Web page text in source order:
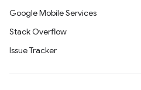
Google Mobile Services
Stack Overflow
Issue Tracker